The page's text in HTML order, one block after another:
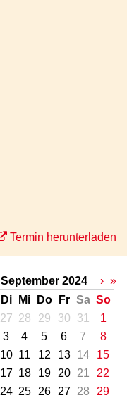
Termin herunterladen
September 2024
Di Mi Do Fr Sa So
27 28 29 30 31
1
3 4 5 6 7
8
10 11 12 13 14
15
17 18 19 20 21
22
24 25 26 27 28
29
› »